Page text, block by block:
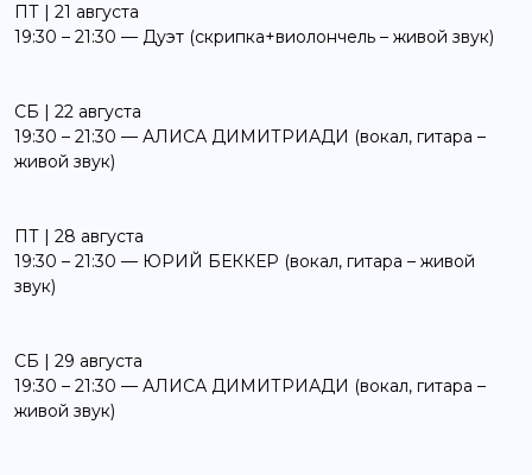
ПТ | 21 августа
19:30 – 21:30 — Дуэт (скрипка+виолончель – живой звук)
СБ | 22 августа
19:30 – 21:30 — АЛИСА ДИМИТРИАДИ (вокал, гитара –
живой звук)
ПТ | 28 августа
19:30 – 21:30 — ЮРИЙ БЕККЕР (вокал, гитара – живой
звук)
СБ | 29 августа
19:30 – 21:30 — АЛИСА ДИМИТРИАДИ (вокал, гитара –
живой звук)